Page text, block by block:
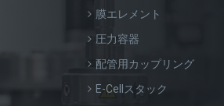
膜エレメント
圧力容器
配管用カップリング
E-Cellスタック